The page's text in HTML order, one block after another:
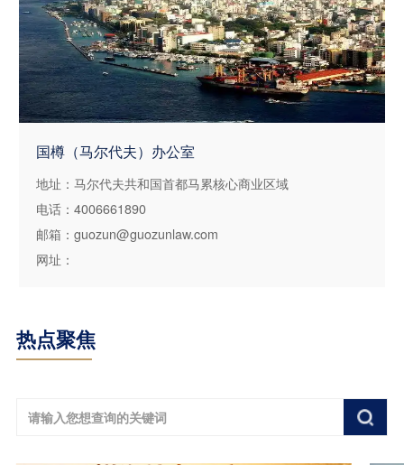
国樽（马尔代夫）办公室
地址：马尔代夫共和国首都马累核心商业区域
电话：4006661890
邮箱：guozun@guozunlaw.com
网址：
热点聚焦